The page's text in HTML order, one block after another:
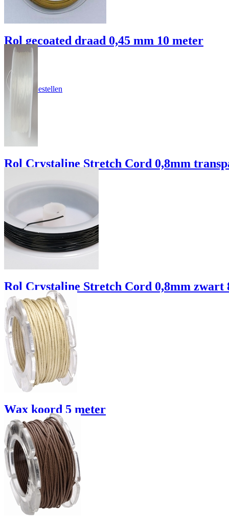
Rol gecoated draad 0,45 mm 10 meter
goud
€ 1.95
Details / Bestellen
Rol Crystaline Stretch Cord 0,8mm
€ 1.75
Details / Bestellen
Rol Crystaline Stretch Cord 0,8mm zwart
€ 1.75
Details / Bestellen
Wax koord 5 meter
naturel
€ 4.35
Details / Bestellen